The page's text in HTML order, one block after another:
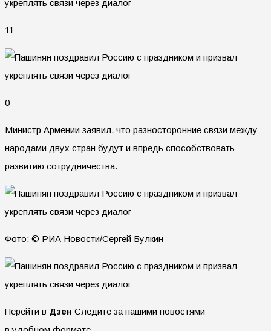
11
0
Министр Армении заявил, что разносторонние связи между
народами двух стран будут и впредь способствовать
развитию сотрудничества.
Фото: © РИА Новости/Сергей Булкин
Перейти в Дзен Следите за нашими новостями